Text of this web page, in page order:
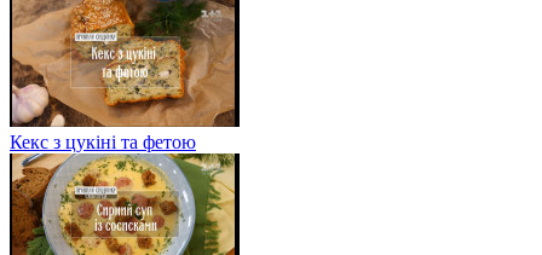
Кекс з цукіні та фетою